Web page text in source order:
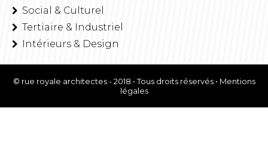
Social & Culturel
Tertiaire & Industriel
Intérieurs & Design
© rue royale architectes - 2018 • Tous droits réservés • Mentions
légales